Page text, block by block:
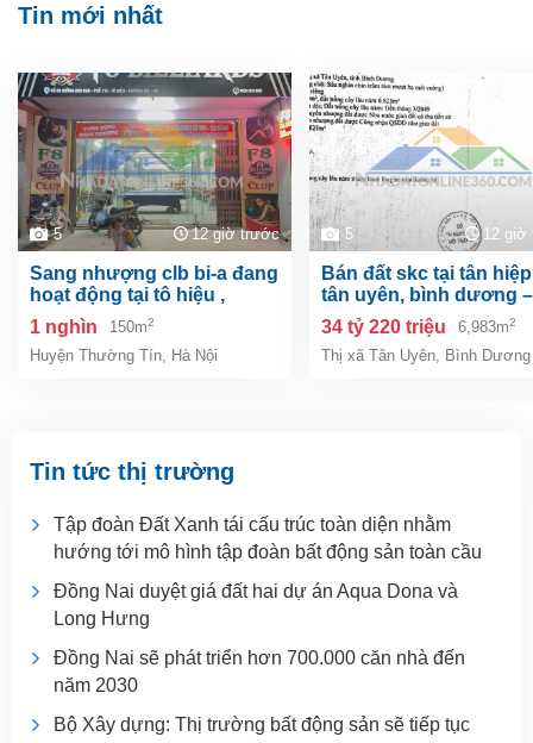
Tin mới nhất
5 12 giờ trước
sang nhượng clb bi-a đang
hoạt động tại tô hiệu ,
thường tín, hà nội
1 nghìn 150m2
Huyện Thường Tín, Hà Nội
5 12 giờ
bán đất skc tại tân hiệp, tp.
tân uyên, bình dương –
6.983m²
34 tỷ 220 triệu 6,983m2
Thị xã Tân Uyên, Bình Dương
Tin tức thị trường
Tập đoàn Đất Xanh tái cấu trúc toàn diện nhằm
hướng tới mô hình tập đoàn bất động sản toàn cầu
Đồng Nai duyệt giá đất hai dự án Aqua Dona và
Long Hưng
Đồng Nai sẽ phát triển hơn 700.000 căn nhà đến
năm 2030
Bộ Xây dựng: Thị trường bất động sản sẽ tiếp tục